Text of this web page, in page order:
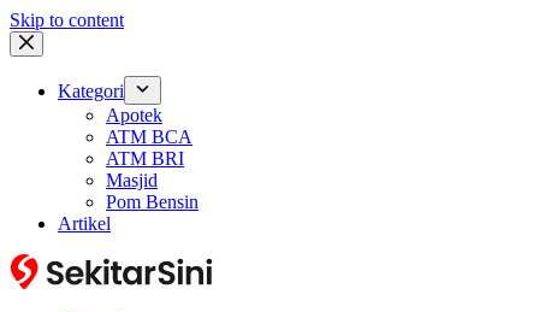
Skip to content
Kategori
Apotek
ATM BCA
ATM BRI
Masjid
Pom Bensin
Artikel